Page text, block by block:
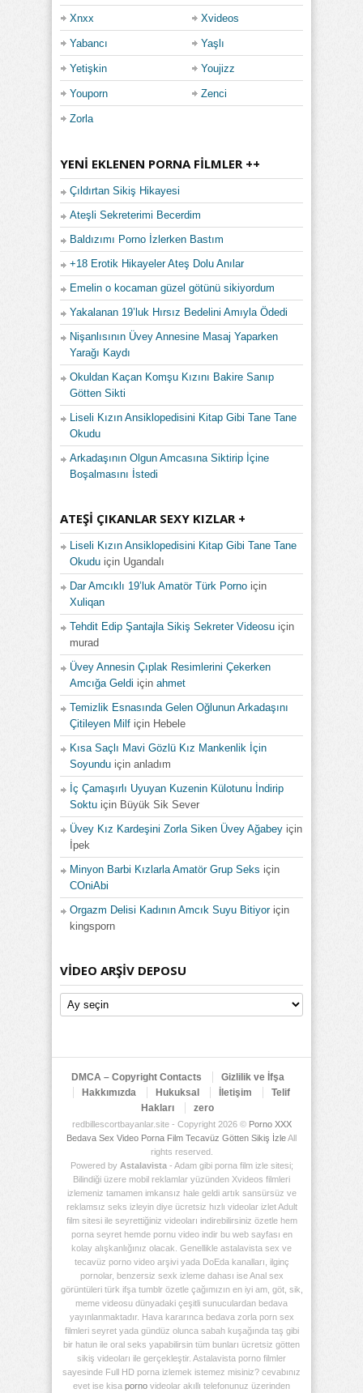
Xnxx Xvideos
Yabancı Yaşlı
Yetişkin Youjizz
Youporn Zenci
Zorla
YENI EKLENEN PORNA FILMLER ++
Çıldırtan Sikiş Hikayesi
Ateşli Sekreterimi Becerdim
Baldızımı Porno İzlerken Bastım
+18 Erotik Hikayeler Ateş Dolu Anılar
Emelin o kocaman güzel götünü sikiyordum
Yakalanan 19’luk Hırsız Bedelini Amıyla Ödedi
Nişanlısının Üvey Annesine Masaj Yaparken
Yarağı Kaydı
Okuldan Kaçan Komşu Kızını Bakire Sanıp
Götten Sikti
Liseli Kızın Ansiklopedisini Kitap Gibi Tane Tane
Okudu
Arkadaşının Olgun Amcasına Siktirip İçine
Boşalmasını İstedi
ATEŞI ÇIKANLAR SEXY KIZLAR +
Liseli Kızın Ansiklopedisini Kitap Gibi Tane Tane
Okudu için Ugandalı
Dar Amcıklı 19’luk Amatör Türk Porno için
Xuliqan
Tehdit Edip Şantajla Sikiş Sekreter Videosu için
murad
Üvey Annesin Çıplak Resimlerini Çekerken
Amcığa Geldi için ahmet
Temizlik Esnasında Gelen Oğlunun Arkadaşını
Çitileyen Milf için Hebele
Kısa Saçlı Mavi Gözlü Kız Mankenlik İçin
Soyundu için anladım
İç Çamaşırlı Uyuyan Kuzenin Külotunu İndirip
Soktu için Büyük Sik Sever
Üvey Kız Kardeşini Zorla Siken Üvey Ağabey için
İpek
Minyon Barbi Kızlarla Amatör Grup Seks için
COniAbi
Orgazm Delisi Kadının Amcık Suyu Bitiyoriçin
kingsporn
VIDEO ARŞIV DEPOSU
Video
Arşiv
DMCA – Copyright Contacts
Gizlilik ve İfşa
Hakkımızda
Hukuksal İletişim
Telif
Hakları
zero
redbillescortbayanlar.site - Copyright 2026 © Porno XXX
Bedava Sex Video Porna Film Tecavüz Götten Sikiş İzleAll
rights reserved.
Powered by Astalavista- Adam gibi porna film izle sitesi;
Bilindiği üzere mobil reklamlar yüzünden Xvideos filmleri
izlemeniz tamamen imkansız hale geldi artık sansürsüz ve
reklamsız seks izleyin diye ücretsiz hızlı videolar izlet Adult
film sitesi ile seyrettiğiniz videoları indirebilirsiniz özetle hem
porna seyret hemde pornu video indir bu web sayfası en
kolay alışkanlığınız olacak. Genellikle astalavista sex ve
tecavüz porno video arşivi yada DoEda kanalları, ilginç
pornolar, benzersiz sexk izleme dahası ise Anal sex
görüntüleri türk ifşa tumblr özetle çağımızın en iyi am, göt, sik,
meme videosu dünyadaki çeşitli sunuculardan bedava
yayınlanmaktadır. Hava kararınca bedava zorla porn sex
filmleri seyret yada gündüz olunca sabah kuşağında taş gibi
bir hatun ile oral seks yapabilirsin tüm bunları ücretsiz götten
sikiş videoları ile gerçekleştir. Astalavista porno filmler
sayesinde Full HD porna izlemek istemez misiniz? cevabınız
evet ise kisa porno videolar akıllı telefonunuz üzerinden